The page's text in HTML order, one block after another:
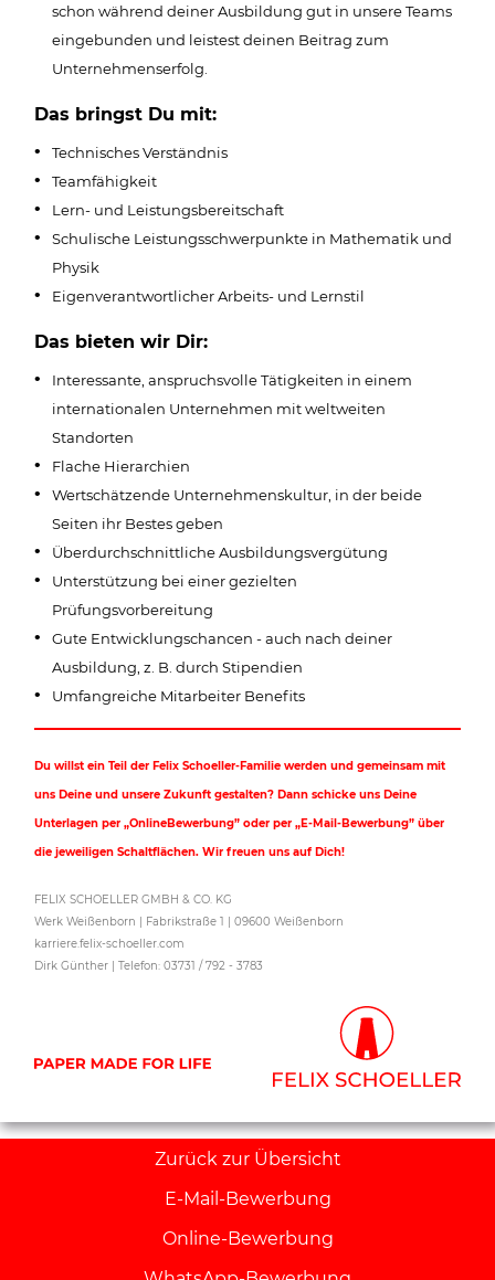
schon während deiner Ausbildung gut in unsere Teams
eingebunden und leistest deinen Beitrag zum
Unternehmenserfolg.
Das bringst Du mit:
Technisches Verständnis
Teamfähigkeit
Lern- und Leistungsbereitschaft
Schulische Leistungsschwerpunkte in Mathematik und
Physik
Eigenverantwortlicher Arbeits- und Lernstil
Das bieten wir Dir:
Interessante, anspruchsvolle Tätigkeiten in einem
internationalen Unternehmen mit weltweiten
Standorten
Flache Hierarchien
Wertschätzende Unternehmenskultur, in der beide
Seiten ihr Bestes geben
Überdurchschnittliche Ausbildungsvergütung
Unterstützung bei einer gezielten
Prüfungsvorbereitung
Gute Entwicklungschancen - auch nach deiner
Ausbildung, z. B. durch Stipendien
Umfangreiche Mitarbeiter Benefits
Du willst ein Teil der Felix Schoeller-Familie werden und gemeinsam mit
uns Deine und unsere Zukunft gestalten? Dann schicke uns Deine
Unterlagen per „OnlineBewerbung” oder per „E-Mail-Bewerbung” über
die jeweiligen Schaltflächen. Wir freuen uns auf Dich!
FELIX SCHOELLER GMBH & CO. KG
Werk Weißenborn | Fabrikstraße 1 | 09600 Weißenborn
karriere.felix-schoeller.com
Dirk Günther | Telefon: 03731 / 792 - 3783
Zurück zur Übersicht
E-Mail-Bewerbung
Online-Bewerbung